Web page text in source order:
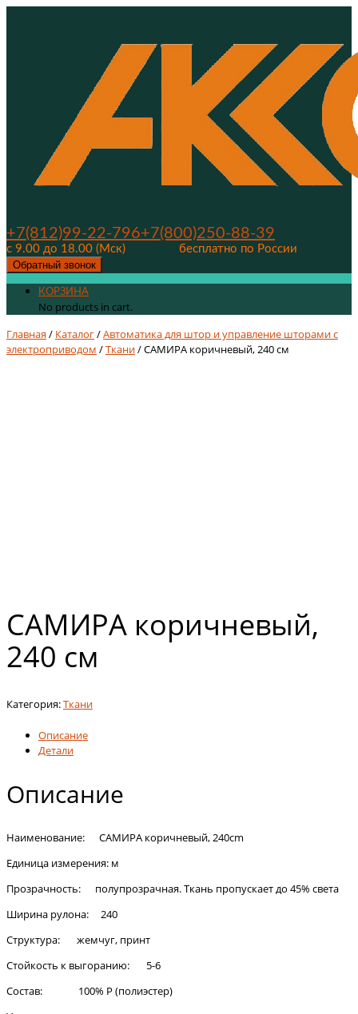
+7(812)99-22-796+7(800)250-88-39
с 9.00 до 18.00 (Мск)
бесплатно по России
Обратный звонок
КОРЗИНА
No products in cart.
Главная/ Каталог/Автоматика для штор и управление шторами с
электроприводом /Ткани/ САМИРА коричневый, 240 см
САМИРА коричневый,
240 см
Категория:Ткани
Описание
Детали
Описание
Наименование: САМИРА коричневый, 240cm
Единица измерения: м
Прозрачность: полупрозрачная. Ткань пропускает до 45% света
Ширина рулона: 240
Структура: жемчуг, принт
Стойкость к выгоранию: 5-6
Состав: 100% Р (полиэстер)